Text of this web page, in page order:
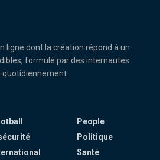
ligne dont la création répond à un
formulé par des internautes
People
Politique
Santé